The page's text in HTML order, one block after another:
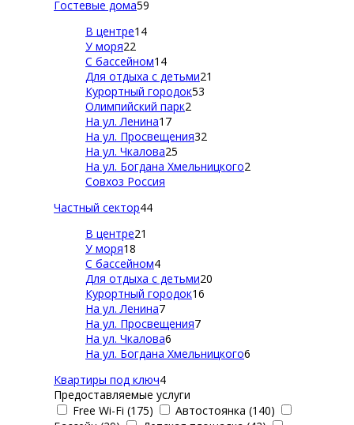
Гостевые дома59
В центре14
У моря22
С бассейном14
Для отдыха с детьми21
Курортный городок53
Олимпийский парк2
На ул. Ленина17
На ул. Просвещения32
На ул. Чкалова25
На ул. Богдана Хмельницкого2
Совхоз Россия
Частный сектор44
В центре21
У моря18
С бассейном4
Для отдыха с детьми20
Курортный городок16
На ул. Ленина7
На ул. Просвещения7
На ул. Чкалова6
На ул. Богдана Хмельницкого6
Квартиры под ключ4
Предоставляемые услуги
Free Wi-Fi (175)
Автостоянка (140)